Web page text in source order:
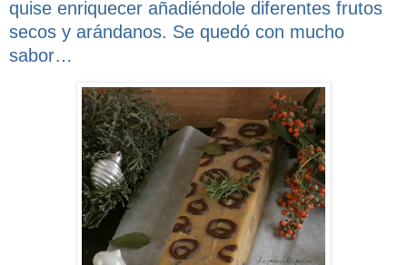
quise enriquecer añadiéndole diferentes frutos
secos y arándanos. Se quedó con mucho
sabor…